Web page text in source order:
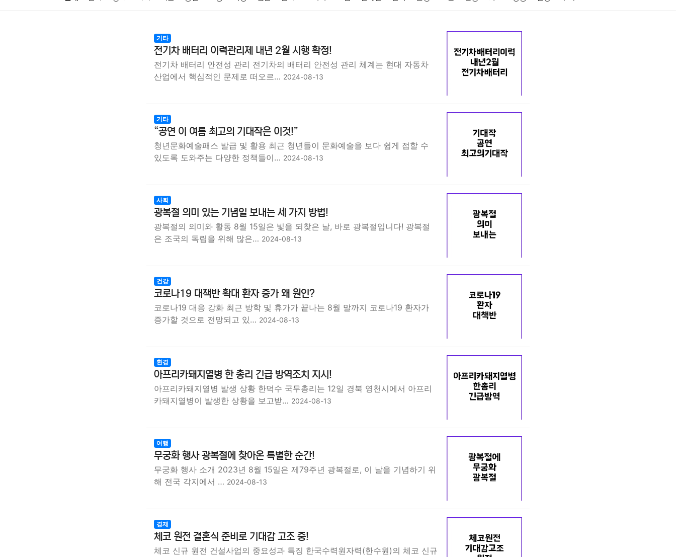
기술 종교 사회 정치 건강 의료 의학 경제 교육 교통 생활
기타
전기차 배터리 이력관리제 내년 2월 시행 확정!
전기차 배터리 안전성 관리 전기차의 배터리 안전성 관리 체계는 현대 자동차
산업에서 핵심적인 문제로 떠오르… 2024-08-13
기타
“공연 이 여름 최고의 기대작은 이것!”
청년문화예술패스 발급 및 활용 최근 청년들이 문화예술을 보다 쉽게 접할 수
있도록 도와주는 다양한 정책들이… 2024-08-13
사회
광복절 의미 있는 기념일 보내는 세 가지 방법!
광복절의 의미와 활동 8월 15일은 빛을 되찾은 날, 바로 광복절입니다! 광복절
은 조국의 독립을 위해 많은… 2024-08-13
건강
코로나19 대책반 확대 환자 증가 왜 원인?
코로나19 대응 강화 최근 방학 및 휴가가 끝나는 8월 말까지 코로나19 환자가
증가할 것으로 전망되고 있… 2024-08-13
환경
아프리카돼지열병 한 총리 긴급 방역조치 지시!
아프리카돼지열병 발생 상황 한덕수 국무총리는 12일 경북 영천시에서 아프리
카돼지열병이 발생한 상황을 보고받… 2024-08-13
여행
무궁화 행사 광복절에 찾아온 특별한 순간!
무궁화 행사 소개 2023년 8월 15일은 제79주년 광복절로, 이 날을 기념하기 위
해 전국 각지에서 … 2024-08-13
경제
체코 원전 결혼식 준비로 기대감 고조 중!
체코 신규 원전 건설사업의 중요성과 특징 한국수력원자력(한수원)의 체코 신규